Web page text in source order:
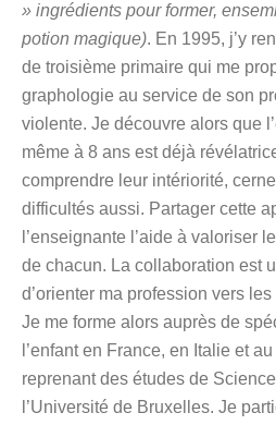
» ingrédients pour former,
potion magique). En 1995, j’y
de troisième primaire qui me
graphologie au service de son
violente. Je découvre alors que
même à 8 ans est déjà
comprendre leur intériorité,
difficultés aussi. Partager cette
l’enseignante l’aide à valoriser
de chacun. La collaboration est
d’orienter ma profession vers les
Je me forme alors auprès de
l’enfant en France, en Italie et
reprenant des études de
l’Université de Bruxelles. Je